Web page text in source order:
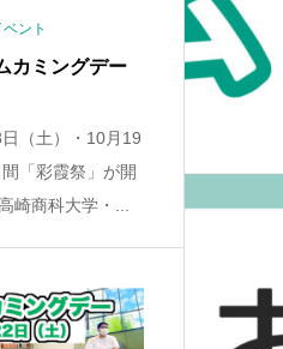
ベント
カミングデー
（土）・10月19
「彩霞祭」が開
崎商科大学・...